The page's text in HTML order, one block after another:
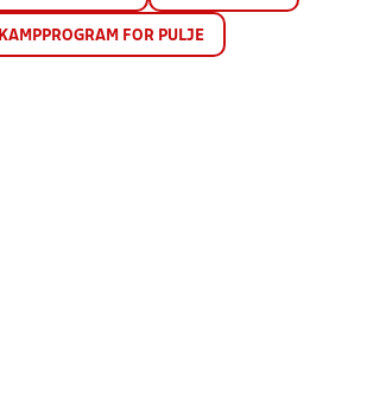
KAMPPROGRAM FOR PULJE